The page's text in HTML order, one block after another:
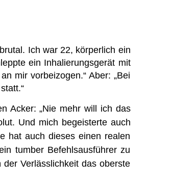
Ich war 22, körperlich ein
ein Inhalierungsgerät mit
mir vorbeizogen.“ Aber: „Bei
Acker: „Nie mehr will ich das
Und mich begeisterte auch
hat auch dieses einen realen
tumber Befehlsausführer zu
Verlässlichkeit das oberste